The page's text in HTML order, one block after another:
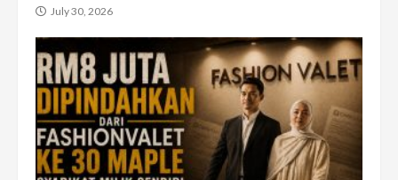
July 30, 2026